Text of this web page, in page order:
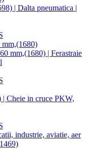
mm,(1680)
industrie, aviatie, aer